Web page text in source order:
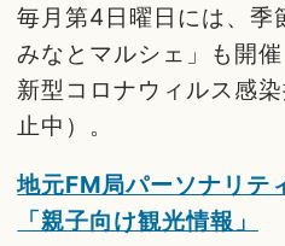
毎月第4日曜日には、季
みなとマルシェ」も開
新型コロナウィルス感
止中）。
地元FM局パーソナリテ
「親子向け観光情報」